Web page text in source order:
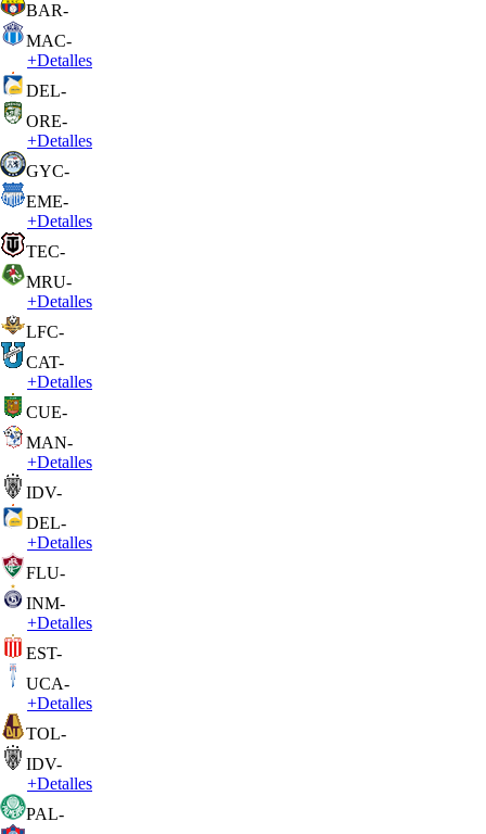
BAR-
MAC-
+Detalles
DEL-
ORE-
+Detalles
GYC-
EME-
+Detalles
TEC-
MRU-
+Detalles
LFC-
CAT-
+Detalles
CUE-
MAN-
+Detalles
IDV-
DEL-
+Detalles
FLU-
INM-
+Detalles
EST-
UCA-
+Detalles
TOL-
IDV-
+Detalles
PAL-